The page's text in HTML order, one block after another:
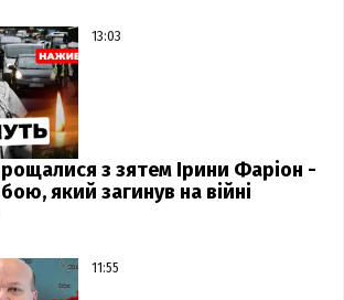
13:03
з зятем Ірини Фаріон -
який загинув на війні
11:55